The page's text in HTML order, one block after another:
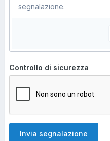
segnalazione.
Controllo di sicurezza
Invia segnalazione